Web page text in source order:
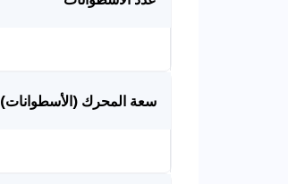
سعة المحرك (الأسطوانات)